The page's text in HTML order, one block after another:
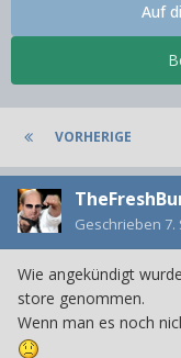
Auf
VORHERIGE
Geschrieben 7.
Wie angekündigt
store genommen.
Wenn man es noch